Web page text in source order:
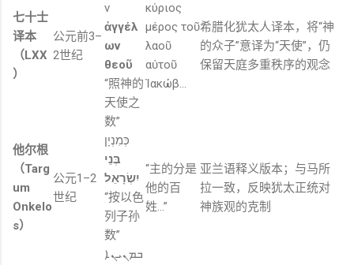
七十士
译本
（LXX
）
公元前3–
2世纪
ν
ἀγγέλ
ων
θεοῦ
“照神的
天使之
数”
κύριος
μέρος τοῦ
λαοῦ
αὐτοῦ
Ἰακώβ…
希腊化犹太人译本， 将“神
的众子”意译为“天使”， 仍
保留天庭多重秩序的观念
他尔根
（Targ
um
Onkelo
s）
公元1–2
世纪
כְּמִנְיָן
בְּנֵי
יִשְׂרָאֵל
“按以色
列 子孙
数”
“主的分是
他的百
姓…”
亚兰语释义版本； 与马所
拉一致， 反映犹太正统对
神族观的克制
ܒܡܢܝܢܐ